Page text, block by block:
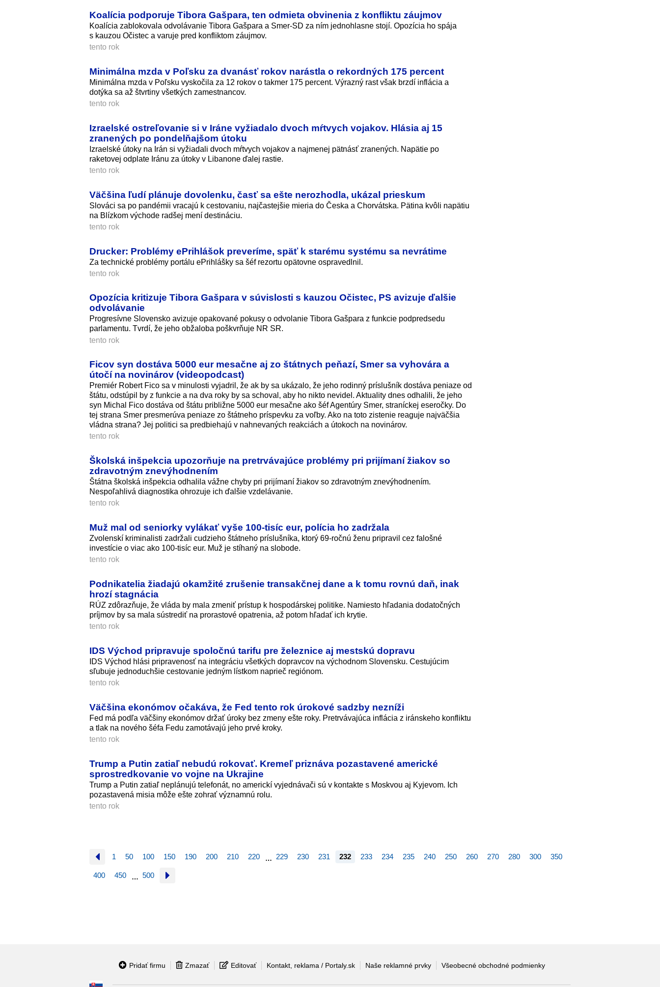
Koalícia podporuje Tibora Gašpara, ten odmieta obvinenia z konfliktu záujmov
Koalícia zablokovala odvolávanie Tibora Gašpara a Smer-SD za ním jednohlasne stojí. Opozícia ho spája
s kauzou Očistec a varuje pred konfliktom záujmov.
tento rok
Minimálna mzda v Poľsku za dvanásť rokov narástla o rekordných 175 percent
Minimálna mzda v Poľsku vyskočila za 12 rokov o takmer 175 percent. Výrazný rast však brzdí inflácia a
dotýka sa až štvrtiny všetkých zamestnancov.
tento rok
Izraelské ostreľovanie si v Iráne vyžiadalo dvoch mŕtvych vojakov. Hlásia aj 15
zranených po pondelňajšom útoku
Izraelské útoky na Irán si vyžiadali dvoch mŕtvych vojakov a najmenej pätnásť zranených. Napätie po
raketovej odplate Iránu za útoky v Libanone ďalej rastie.
tento rok
Väčšina ľudí plánuje dovolenku, časť sa ešte nerozhodla, ukázal prieskum
Slováci sa po pandémii vracajú k cestovaniu, najčastejšie mieria do Česka a Chorvátska. Pätina kvôli napätiu
na Blízkom východe radšej mení destináciu.
tento rok
Drucker: Problémy ePrihlášok preveríme, späť k starému systému sa nevrátime
Za technické problémy portálu ePrihlášky sa šéf rezortu opätovne ospravedlnil.
tento rok
Opozícia kritizuje Tibora Gašpara v súvislosti s kauzou Očistec, PS avizuje ďalšie
odvolávanie
Progresívne Slovensko avizuje opakované pokusy o odvolanie Tibora Gašpara z funkcie podpredsedu
parlamentu. Tvrdí, že jeho obžaloba poškvrňuje NR SR.
tento rok
Ficov syn dostáva 5000 eur mesačne aj zo štátnych peňazí, Smer sa vyhovára a
útočí na novinárov (videopodcast)
Premiér Robert Fico sa v minulosti vyjadril, že ak by sa ukázalo, že jeho rodinný príslušník dostáva peniaze od
štátu, odstúpil by z funkcie a na dva roky by sa schoval, aby ho nikto nevidel. Aktuality dnes odhalili, že jeho
syn Michal Fico dostáva od štátu približne 5000 eur mesačne ako šéf Agentúry Smer, straníckej eseročky. Do
tej strana Smer presmerúva peniaze zo štátneho príspevku za voľby. Ako na toto zistenie reaguje najväčšia
vládna strana? Jej politici sa predbiehajú v nahnevaných reakciách a útokoch na novinárov.
tento rok
Školská inšpekcia upozorňuje na pretrvávajúce problémy pri prijímaní žiakov so
zdravotným znevýhodnením
Štátna školská inšpekcia odhalila vážne chyby pri prijímaní žiakov so zdravotným znevýhodnením.
Nespoľahlivá diagnostika ohrozuje ich ďalšie vzdelávanie.
tento rok
Muž mal od seniorky vylákať vyše 100-tisíc eur, polícia ho zadržala
Zvolenskí kriminalisti zadržali cudzieho štátneho príslušníka, ktorý 69-ročnú ženu pripravil cez falošné
investície o viac ako 100-tisíc eur. Muž je stíhaný na slobode.
tento rok
Podnikatelia žiadajú okamžité zrušenie transakčnej dane a k tomu rovnú daň, inak
hrozí stagnácia
RÚZ zdôrazňuje, že vláda by mala zmeniť prístup k hospodárskej politike. Namiesto hľadania dodatočných
príjmov by sa mala sústrediť na prorastové opatrenia, až potom hľadať ich krytie.
tento rok
IDS Východ pripravuje spoločnú tarifu pre železnice aj mestskú dopravu
IDS Východ hlási pripravenosť na integráciu všetkých dopravcov na východnom Slovensku. Cestujúcim
sľubuje jednoduchšie cestovanie jedným lístkom naprieč regiónom.
tento rok
Väčšina ekonómov očakáva, že Fed tento rok úrokové sadzby nezníži
Fed má podľa väčšiny ekonómov držať úroky bez zmeny ešte roky. Pretrvávajúca inflácia z iránskeho konfliktu
a tlak na nového šéfa Fedu zamotávajú jeho prvé kroky.
tento rok
Trump a Putin zatiaľ nebudú rokovať. Kremeľ priznáva pozastavené americké
sprostredkovanie vo vojne na Ukrajine
Trump a Putin zatiaľ neplánujú telefonát, no americkí vyjednávači sú v kontakte s Moskvou aj Kyjevom. Ich
pozastavená misia môže ešte zohrať významnú rolu.
tento rok
1 50 100 150 190 200 210 220 … 229 230 231 232 233 234 235 240 250 260 270 280 300 350
400 450 … 500
Pridať firmu Zmazať Editovať Kontakt, reklama / Portaly.sk Naše reklamné prvky Všeobecné obchodné podmienky